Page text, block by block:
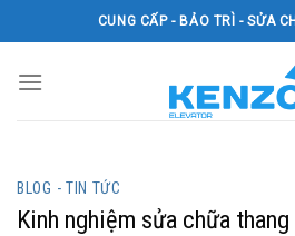
to
CUNG CẤP - BẢO TRÌ - SỬA
BLOG - TIN TỨC
Kinh nghiệm sửa chữa